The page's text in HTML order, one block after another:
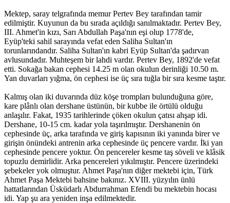
Mektep, saray telgrafında memur Pertev Bey tarafından tamir
edilmiştir. Kuyunun da bu sırada açıldığı sanılmaktadır. Pertev Bey,
III. Ahmet'in kızı, Sarı Abdullah Paşa'nın eşi olup 1778'de,
Eyüp'teki sahil sarayında vefat eden Saliha Sultan'ın
torunlarındandır. Saliha Sultan'ın kabri Eyüp Sultan'da şadırvan
avlusundadır. Muhteşem bir lahdi vardır. Pertev Bey, 1892'de vefat
etti. Sokağa bakan cephesi 14.25 m olan okulun derinliği 10.50 m.
Yan duvarları yığma, ön cephesi ise üç sıra tuğla bir sıra kesme taştır.
Kalmış olan iki duvarında düz köşe trompları bulunduğuna göre,
kare plânlı olan dershane üstünün, bir kubbe ile örtülü olduğu
anlaşılır. Fakat, 1935 tarihlerinde çöken okulun çatısı ahşap idi.
Dershane, 10-15 cm. kadar yola taşırılmıştır. Dershanenin ön
cephesinde üç, arka tarafında ve giriş kapısının iki yanında birer ve
girişin önündeki antrenin arka cephesinde üç pencere vardır. İki yan
cephesinde pencere yoktur. Ön pencereler kesme taş söveli ve klâsik
topuzlu demirlidir. Arka pencereleri yıkılmıştır. Pencere üzerindeki
şebekeler yok olmuştur. Ahmet Paşa'nın diğer mektebi için, Türk
Ahmet Paşa Mektebi bahsine bakınız. XVIII. yüzyılın ünlü
hattatlarından Üsküdarlı Abdurrahman Efendi bu mektebin hocası
idi. Yap şu ara yeniden inşa edilmektedir.